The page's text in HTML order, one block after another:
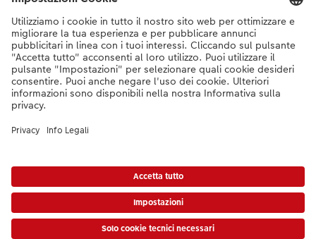
Se hai domande sui prodotti o sull'ordine, non esitare a contattarci dal
lunedì alla domenica dalle 9:00 alle 20:00 (esclusi i giorni festivi) al
numero di telefono044 499 10 38 dal lunedì alla domenica, dalle 9:00 alle
20:00 (festività escluse)
* I prezzi si intendono IVA inclusa, escl. spese di spedizione come da
prodotto mostrato potrebbe avere un prezzo più alto.
Termini e condizioni|Privacy